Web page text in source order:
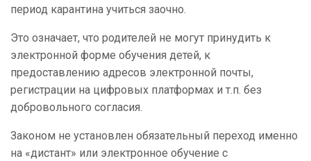
период карантина учиться заочно.
Это означает, что родителей не могут принудить к
электронной форме обучения детей, к
предоставлению адресов электронной почты,
регистрации на цифровых платформах и т.п. без
добровольного согласия.
Законом не установлен обязательный переход именно
на «дистант» или электронное обучение с